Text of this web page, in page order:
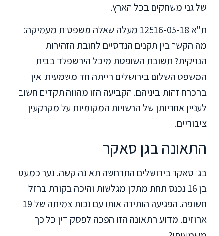
של גני משחקים בכל הארץ.
ת"א 12516-05-18 מעלה שאלה משפטית מעמיקה:
מה הקשר בין תקנים הנדסיים לחובת הזהירות
הנזיקית? תשובת השופטת מיכל הירשפלד בבית
המשפט השלום בירושלים הייתה חד משמעית: אין
בהכרח זהות ביניהם. הקביעה הזו מהווה תקדים חשוב
לעניין אחריותן של הרשויות המקומיות על מקרקעין
ציבוריים.
התאונה בגן סאקר
בגן סאקר בירושלים התרחשה תאונה קשה. נער כמעט
בן 16 נכנס תחת מתקן מגלשות והיכה בקורת ברזל
חשופה. הפגיעה הותירה אותו עם נכות צמיתה של 19
אחוזים. מדוע התאונה הזו הפכה לפסק דין כל כך